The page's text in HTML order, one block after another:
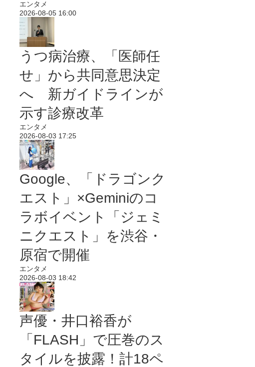
エンタメ
2026-08-05 16:00
うつ病治療、「医師任
せ」から共同意思決定
へ 新ガイドラインが
示す診療改革
エンタメ
2026-08-03 17:25
Google、「ドラゴンク
エスト」×Geminiのコ
ラボイベント「ジェミ
ニクエスト」を渋谷・
原宿で開催
エンタメ
2026-08-03 18:42
声優・井口裕香が
「FLASH」で圧巻のス
タイルを披露！計18ペ